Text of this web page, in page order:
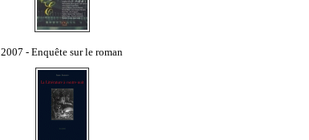
2007 - Enquête sur le roman